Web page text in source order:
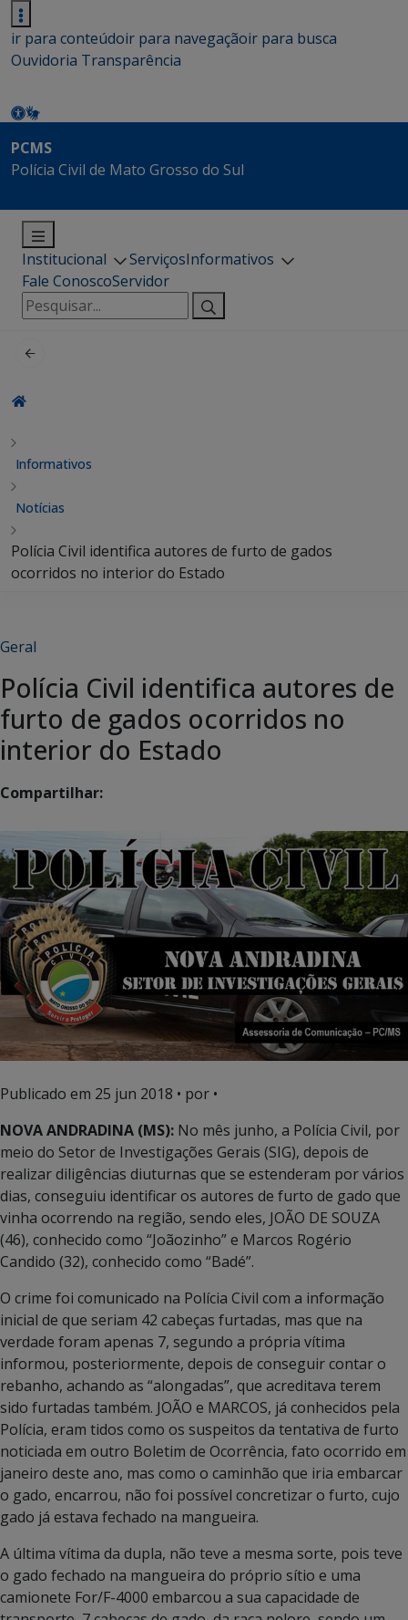
ir para conteúdoir para navegaçãoir para busca
Ouvidoria Transparência
PCMS
Polícia Civil de Mato Grosso do Sul
Institucional ServiçosInformativos
Fale ConoscoServidor
Pesquisar
por:
Informativos
Notícias
Polícia Civil identifica autores de furto de gados
ocorridos no interior do Estado
Geral
Polícia Civil identifica autores de
furto de gados ocorridos no
interior do Estado
Compartilhar:
Publicado em 25 jun 2018 • por •
NOVA ANDRADINA (MS): No mês junho, a Polícia Civil, por
meio do Setor de Investigações Gerais (SIG), depois de
realizar diligências diuturnas que se estenderam por vários
dias, conseguiu identificar os autores de furto de gado que
vinha ocorrendo na região, sendo eles, JOÃO DE SOUZA
(46), conhecido como “Joãozinho” e Marcos Rogério
Candido (32), conhecido como “Badé”.
O crime foi comunicado na Polícia Civil com a informação
inicial de que seriam 42 cabeças furtadas, mas que na
verdade foram apenas 7, segundo a própria vítima
informou, posteriormente, depois de conseguir contar o
rebanho, achando as “alongadas”, que acreditava terem
sido furtadas também. JOÃO e MARCOS, já conhecidos pela
Polícia, eram tidos como os suspeitos da tentativa de furto
noticiada em outro Boletim de Ocorrência, fato ocorrido em
janeiro deste ano, mas como o caminhão que iria embarcar
o gado, encarrou, não foi possível concretizar o furto, cujo
gado já estava fechado na mangueira.
A última vítima da dupla, não teve a mesma sorte, pois teve
o gado fechado na mangueira do próprio sítio e uma
camionete For/F-4000 embarcou a sua capacidade de